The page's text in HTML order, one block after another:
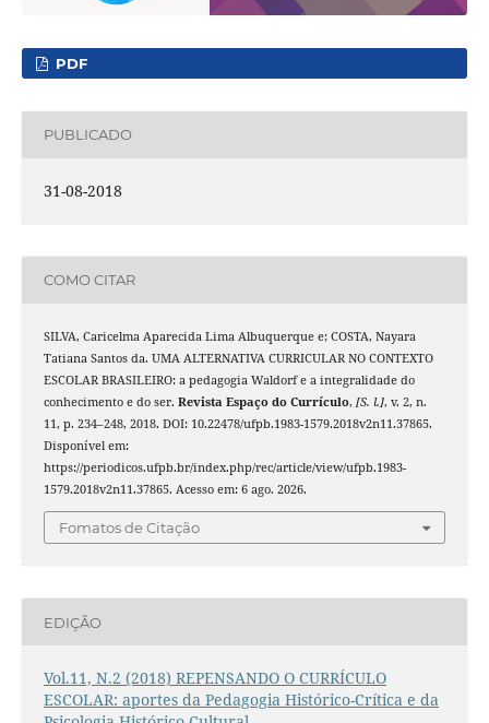
PDF
PUBLICADO
31-08-2018
COMO CITAR
SILVA, Caricelma Aparecida Lima Albuquerque e; COSTA, Nayara
Tatiana Santos da. UMA ALTERNATIVA CURRICULAR NO CONTEXTO
ESCOLAR BRASILEIRO: a pedagogia Waldorf e a integralidade do
conhecimento e do ser. Revista Espaço do Currículo, [S. l.], v. 2, n.
11, p. 234–248, 2018. DOI: 10.22478/ufpb.1983-1579.2018v2n11.37865.
Disponível em:
https://periodicos.ufpb.br/index.php/rec/article/view/ufpb.1983-
1579.2018v2n11.37865. Acesso em: 6 ago. 2026.
Fomatos de Citação
EDIÇÃO
Vol.11, N.2 (2018) REPENSANDO O CURRÍCULO
ESCOLAR: aportes da Pedagogia Histórico-Crítica e da